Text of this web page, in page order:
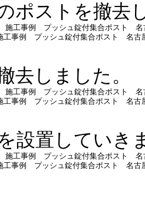
ポストを撤去
工事例 プッシュ錠付集合ポスト 名古
去しました。
工事例 プッシュ錠付集合ポスト 名古
設置していき
工事例 プッシュ錠付集合ポスト 名古